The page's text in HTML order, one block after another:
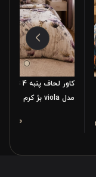
کاور لحاف
مدل viola بژ کرم